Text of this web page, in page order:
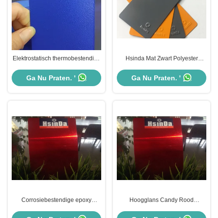
Elektrostatisch thermobestendige
metaalbespuiting
Ga Nu Praten. '
Hsinda Mat Zwart Polyester
Binnenspuitverf
Ga Nu Praten. '
Corrosiebestendige epoxy
Hoogglans Candy Rood